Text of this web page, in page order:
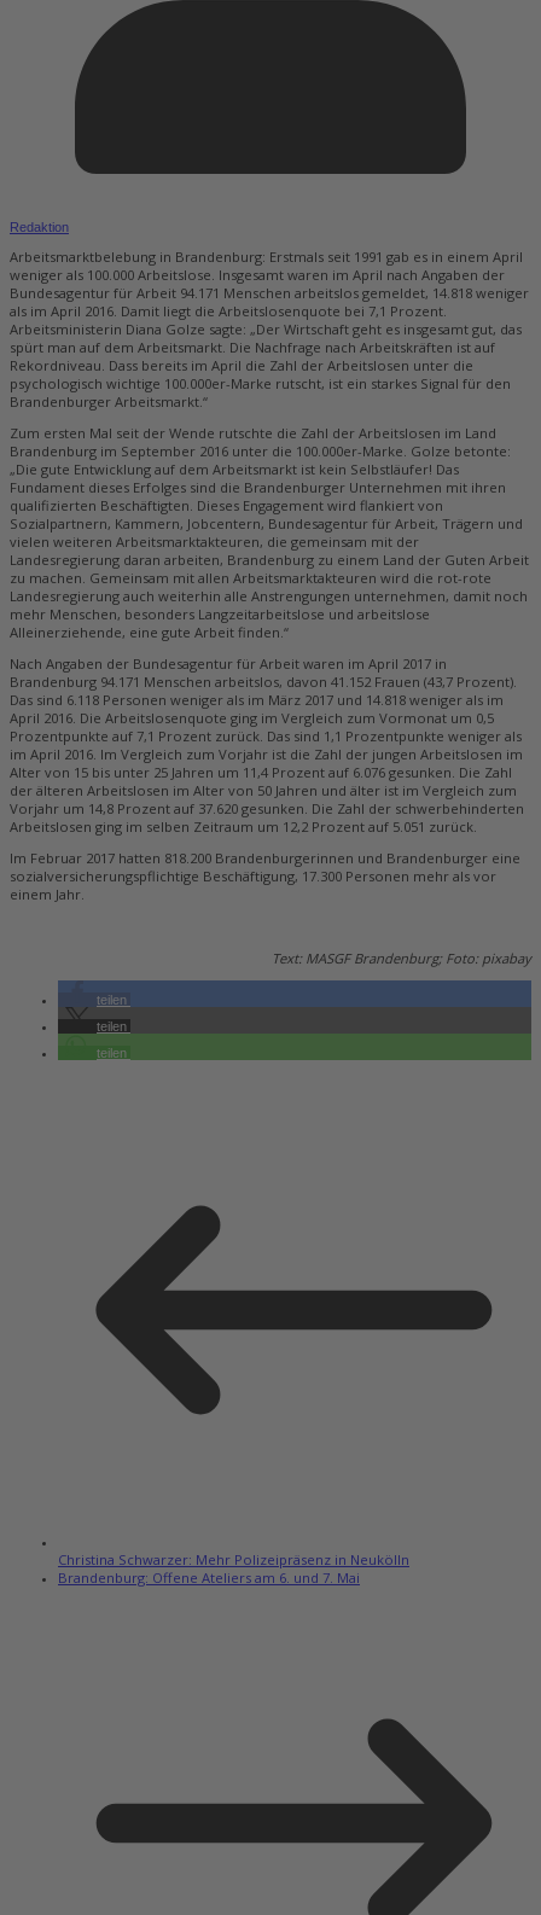
Redaktion
Arbeitsmarktbelebung in Brandenburg: Erstmals seit 1991 gab es in einem April
weniger als 100.000 Arbeitslose. Insgesamt waren im April nach Angaben der
Bundesagentur für Arbeit 94.171 Menschen arbeitslos gemeldet, 14.818 weniger
als im April 2016. Damit liegt die Arbeitslosenquote bei 7,1 Prozent.
Arbeitsministerin Diana Golze sagte: „Der Wirtschaft geht es insgesamt gut, das
spürt man auf dem Arbeitsmarkt. Die Nachfrage nach Arbeitskräften ist auf
Rekordniveau. Dass bereits im April die Zahl der Arbeitslosen unter die
psychologisch wichtige 100.000er-Marke rutscht, ist ein starkes Signal für den
Brandenburger Arbeitsmarkt.“
Zum ersten Mal seit der Wende rutschte die Zahl der Arbeitslosen im Land
Brandenburg im September 2016 unter die 100.000er-Marke. Golze betonte:
„Die gute Entwicklung auf dem Arbeitsmarkt ist kein Selbstläufer! Das
Fundament dieses Erfolges sind die Brandenburger Unternehmen mit ihren
qualifizierten Beschäftigten. Dieses Engagement wird flankiert von
Sozialpartnern, Kammern, Jobcentern, Bundesagentur für Arbeit, Trägern und
vielen weiteren Arbeitsmarktakteuren, die gemeinsam mit der
Landesregierung daran arbeiten, Brandenburg zu einem Land der Guten Arbeit
zu machen. Gemeinsam mit allen Arbeitsmarktakteuren wird die rot-rote
Landesregierung auch weiterhin alle Anstrengungen unternehmen, damit noch
mehr Menschen, besonders Langzeitarbeitslose und arbeitslose
Alleinerziehende, eine gute Arbeit finden.“
Nach Angaben der Bundesagentur für Arbeit waren im April 2017 in
Brandenburg 94.171 Menschen arbeitslos, davon 41.152 Frauen (43,7 Prozent).
Das sind 6.118 Personen weniger als im März 2017 und 14.818 weniger als im
April 2016. Die Arbeitslosenquote ging im Vergleich zum Vormonat um 0,5
Prozentpunkte auf 7,1 Prozent zurück. Das sind 1,1 Prozentpunkte weniger als
im April 2016. Im Vergleich zum Vorjahr ist die Zahl der jungen Arbeitslosen im
Alter von 15 bis unter 25 Jahren um 11,4 Prozent auf 6.076 gesunken. Die Zahl
der älteren Arbeitslosen im Alter von 50 Jahren und älter ist im Vergleich zum
Vorjahr um 14,8 Prozent auf 37.620 gesunken. Die Zahl der schwerbehinderten
Arbeitslosen ging im selben Zeitraum um 12,2 Prozent auf 5.051 zurück.
Im Februar 2017 hatten 818.200 Brandenburgerinnen und Brandenburger eine
sozialversicherungspflichtige Beschäftigung, 17.300 Personen mehr als vor
einem Jahr.
Text: MASGF Brandenburg; Foto: pixabay
teilen
teilen
teilen
Christina Schwarzer: Mehr Polizeipräsenz in Neukölln
Brandenburg: Offene Ateliers am 6. und 7. Mai